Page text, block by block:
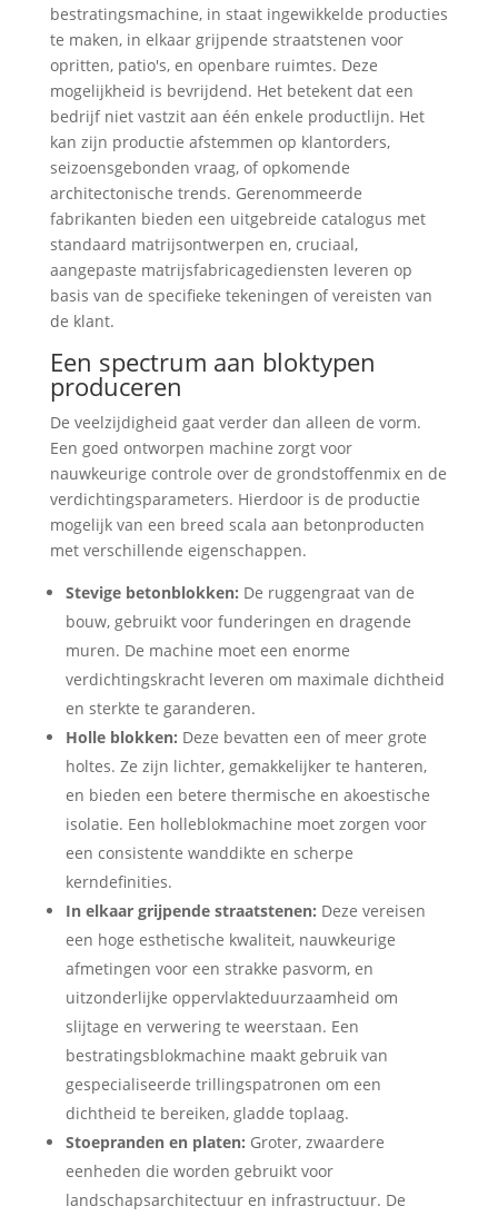
bestratingsmachine, in staat ingewikkelde producties
te maken, in elkaar grijpende straatstenen voor
opritten, patio's, en openbare ruimtes. Deze
mogelijkheid is bevrijdend. Het betekent dat een
bedrijf niet vastzit aan één enkele productlijn. Het
kan zijn productie afstemmen op klantorders,
seizoensgebonden vraag, of opkomende
architectonische trends. Gerenommeerde
fabrikanten bieden een uitgebreide catalogus met
standaard matrijsontwerpen en, cruciaal,
aangepaste matrijsfabricagediensten leveren op
basis van de specifieke tekeningen of vereisten van
de klant.
Een spectrum aan bloktypen
produceren
De veelzijdigheid gaat verder dan alleen de vorm.
Een goed ontworpen machine zorgt voor
nauwkeurige controle over de grondstoffenmix en de
verdichtingsparameters. Hierdoor is de productie
mogelijk van een breed scala aan betonproducten
met verschillende eigenschappen.
Stevige betonblokken: De ruggengraat van de
bouw, gebruikt voor funderingen en dragende
muren. De machine moet een enorme
verdichtingskracht leveren om maximale dichtheid
en sterkte te garanderen.
Holle blokken: Deze bevatten een of meer grote
holtes. Ze zijn lichter, gemakkelijker te hanteren,
en bieden een betere thermische en akoestische
isolatie. Een holleblokmachine moet zorgen voor
een consistente wanddikte en scherpe
kerndefinities.
In elkaar grijpende straatstenen: Deze vereisen
een hoge esthetische kwaliteit, nauwkeurige
afmetingen voor een strakke pasvorm, en
uitzonderlijke oppervlakteduurzaamheid om
slijtage en verwering te weerstaan. Een
bestratingsblokmachine maakt gebruik van
gespecialiseerde trillingspatronen om een ​​
dichtheid te bereiken, gladde toplaag.
Stoepranden en platen: Groter, zwaardere
eenheden die worden gebruikt voor
landschapsarchitectuur en infrastructuur. De